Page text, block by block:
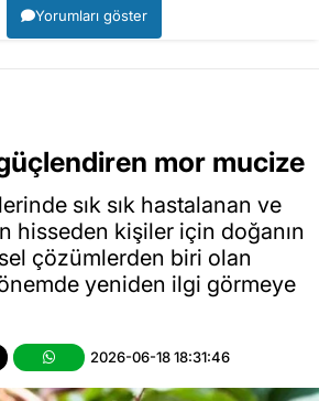
Yorumları göster
güçlendiren mor mucize
sık sık hastalanan ve
hisseden kişiler için doğanın
çözümlerden biri olan
yeniden ilgi görmeye
2026-06-18 18:31:46